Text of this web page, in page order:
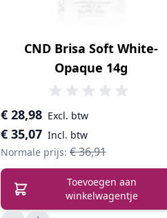
CND Brisa Soft White-
Opaque 14g
Speciale prijs
€ 35,07
€ 28,98
Normale prijs: € 36,91
Toevoegen aan
winkelwagentje